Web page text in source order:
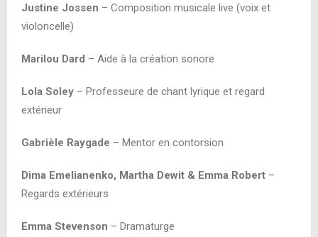
Justine Jossen – Composition musicale live (voix et
violoncelle)
Marilou Dard – Aide à la création sonore
Lola Soley – Professeure de chant lyrique et regard
extérieur
Gabrièle Raygade – Mentor en contorsion
Dima Emelianenko, Martha Dewit & Emma Robert –
Regards extérieurs
Emma Stevenson – Dramaturge